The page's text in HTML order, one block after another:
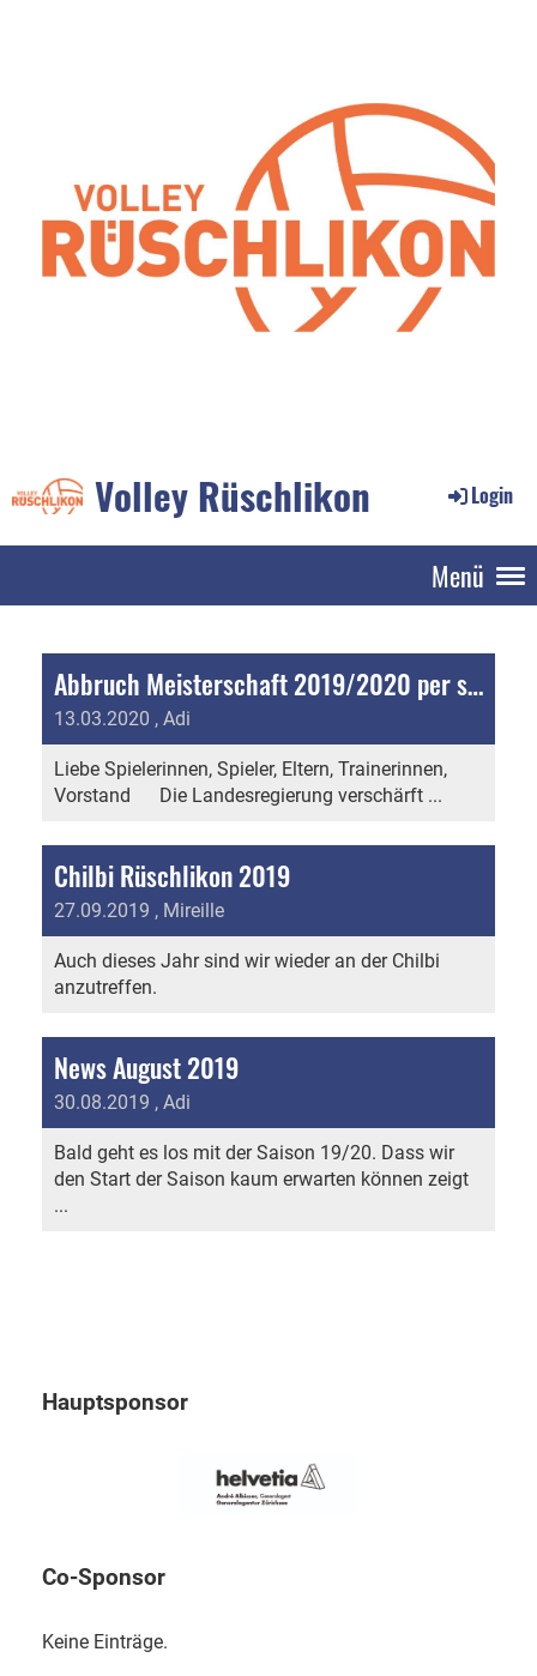
Volley Rüschlikon Login
Menü
Abbruch Meisterschaft 2019/2020 per sofort
13.03.2020 , Adi
Liebe Spielerinnen, Spieler, Eltern, Trainerinnen,
Vorstand Die Landesregierung verschärft ...
Chilbi Rüschlikon 2019
27.09.2019 , Mireille
Auch dieses Jahr sind wir wieder an der Chilbi
anzutreffen.
News August 2019
30.08.2019 , Adi
Bald geht es los mit der Saison 19/20. Dass wir
den Start der Saison kaum erwarten können zeigt
...
Hauptsponsor
Co-Sponsor
Keine Einträge.